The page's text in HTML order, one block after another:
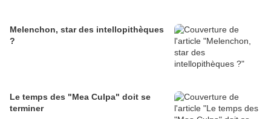
Melenchon, star des intellopithèques
?
Le temps des "Mea Culpa" doit se
terminer